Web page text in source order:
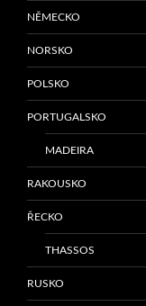
NĚMECKO
NORSKO
POLSKO
PORTUGALSKO
MADEIRA
RAKOUSKO
ŘECKO
THASSOS
RUSKO